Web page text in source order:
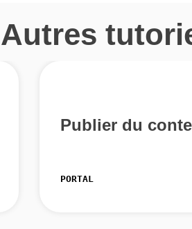
Autres
Publier du
PORTAL